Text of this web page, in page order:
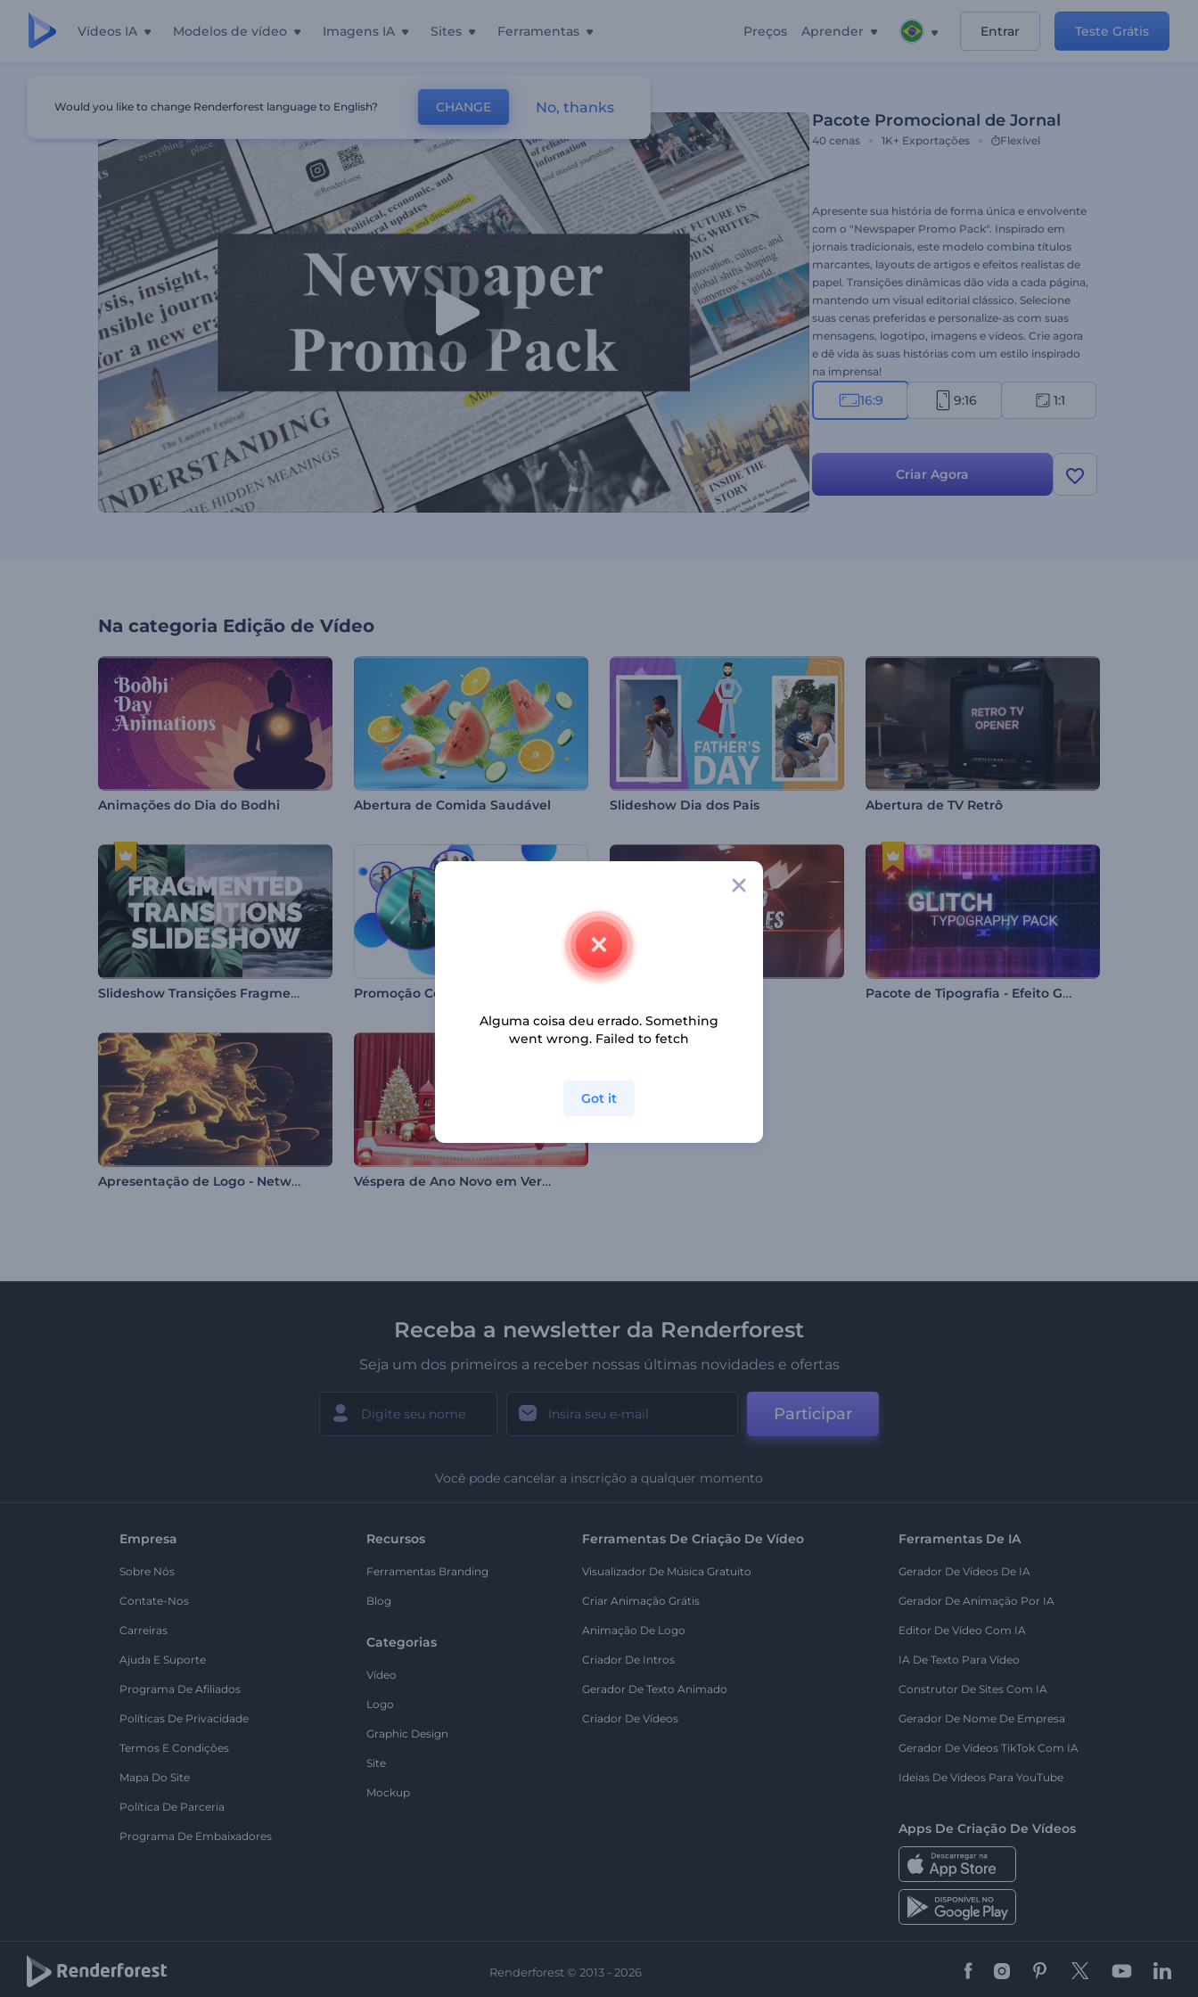
Vídeos IA Modelos de vídeo Imagens IA Sites Ferramentas Preços Aprender Entrar Teste Grátis
Pacote Promocional de Jornal
40 cenas 1K+ Exportações Flexível
Apresente sua história de forma única e envolvente
com o "Newspaper Promo Pack". Inspirado em
jornais tradicionais, este modelo combina títulos
marcantes, layouts de artigos e efeitos realistas de
papel. Transições dinâmicas dão vida a cada página,
mantendo um visual editorial clássico. Selecione
suas cenas preferidas e personalize-as com suas
mensagens, logotipo, imagens e vídeos. Crie agora
e dê vida às suas histórias com um estilo inspirado
na imprensa!
16:9 9:16 1:1
Criar Agora
Na categoria Edição de Vídeo
Animações do Dia do Bodhi Abertura de Comida Saudável Slideshow Dia dos Pais Abertura de TV Retrô
Slideshow Transições Fragmentadas Pacote de Tipografia - Efeito Glitch
Apresentação de Logo - Network Global Véspera de Ano Novo em Vermelho
Receba a newsletter da Renderforest
Seja um dos primeiros a receber nossas últimas novidades e ofertas
Participar
Você pode cancelar a inscrição a qualquer momento
Empresa
Sobre Nós
Contate-Nos
Carreiras
Ajuda E Suporte
Programa De Afiliados
Políticas De Privacidade
Termos E Condições
Mapa Do Site
Política De Parceria
Programa De Embaixadores
Recursos
Ferramentas Branding
Blog
Categorias
Vídeo
Logo
Graphic Design
Site
Mockup
Ferramentas De Criação De Vídeo
Visualizador De Música Gratuito
Criar Animação Grátis
Animação De Logo
Criador De Intros
Gerador De Texto Animado
Criador De Vídeos
Ferramentas De IA
Gerador De Vídeos De IA
Gerador De Animação Por IA
Editor De Vídeo Com IA
IA De Texto Para Vídeo
Construtor De Sites Com IA
Gerador De Nome De Empresa
Gerador De Vídeos TikTok Com IA
Ideias De Vídeos Para YouTube
Apps De Criação De Vídeos
Renderforest © 2013 - 2026
Would you like to change Renderforest language to English? CHANGE No, thanks
Alguma coisa deu errado. Something
went wrong. Failed to fetch
Got it